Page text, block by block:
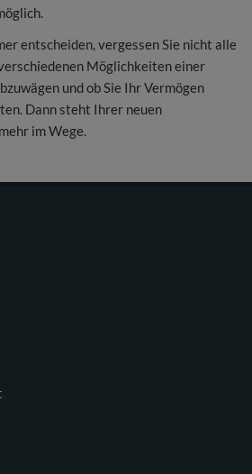
entscheiden, vergessen Sie nicht alle
Möglichkeiten einer
und ob Sie Ihr Vermögen
Dann steht Ihrer neuen
im Wege.